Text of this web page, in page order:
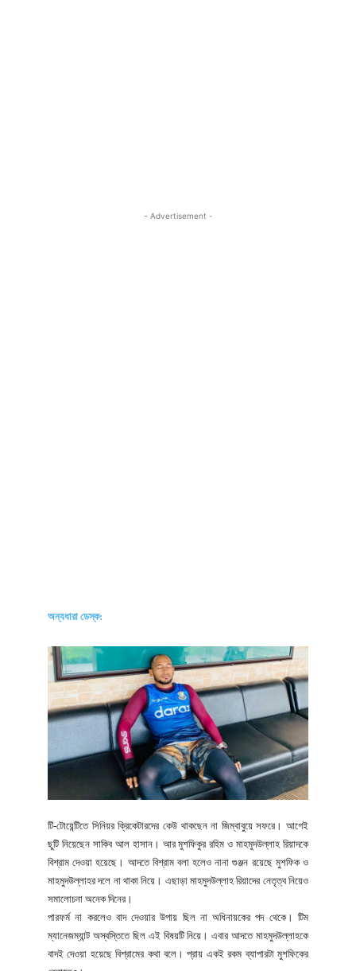
- Advertisement -
অন্যধারা ডেস্ক:
টি-টোয়েন্টিতে সিনিয়র ক্রিকেটারদের কেউ থাকছেন না জিম্বাবুয়ে সফরে। আগেই
ছুটি নিয়েছেন সাকিব আল হাসান। আর মুশফিকুর রহিম ও মাহমুদউল্লাহ রিয়াদকে
বিশ্রাম দেওয়া হয়েছে। আদতে বিশ্রাম বলা হলেও নানা গুঞ্জন রয়েছে মুশফিক ও
মাহমুদউল্লাহর দলে না থাকা নিয়ে। এছাড়া মাহমুদউল্লাহ রিয়াদের নেতৃত্ব নিয়েও
সমালোচনা অনেক দিনের।
পারফর্ম না করলেও বাদ দেওয়ার উপায় ছিল না অধিনায়কের পদ থেকে। টিম
ম্যানেজম্যান্ট অস্বস্তিতে ছিল এই বিষয়টি নিয়ে। এবার আদতে মাহমুদউল্লাহকে
বাদই দেওয়া হয়েছে বিশ্রামের কথা বলে। প্রায় একই রকম ব্যাপারটা মুশফিকের